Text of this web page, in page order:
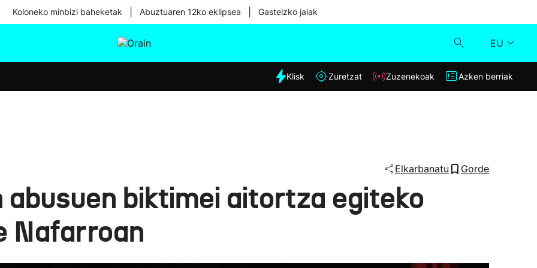
Koloneko minbizi baheketak Abuztuaren 12ko eklipsea Gasteizko jaiak
EU
Eguraldia
Klisk
Klisk Zuretzat Zuzenekoak Azken berriak
Elkarbanatu Gorde
abusuen biktimei aitortza egiteko
Nafarroan